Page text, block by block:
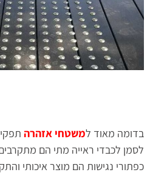
בדומה מאוד למשטחי אזהרה
לסמן לכבדי ראייה מתי הם
כפתורי נגישות הם מוצר איכותי